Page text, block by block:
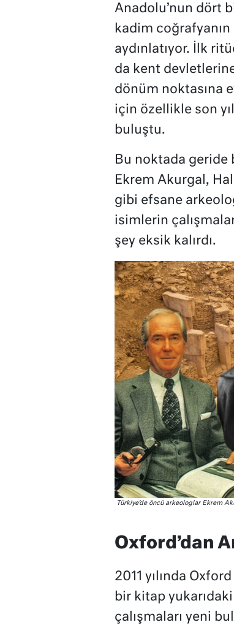
Anadolu’nun dört
kadim
aydınlatıyor. İlk
da kent
dönüm noktasına
için özellikle son
buluştu.
Bu noktada geride
Ekrem Akurgal,
gibi efsane
isimlerin
şey eksik kalırdı.
Türkiye’de öncü arkeologlar Ekrem
Oxford’dan
2011 yılında
bir kitap
çalışmaları yeni